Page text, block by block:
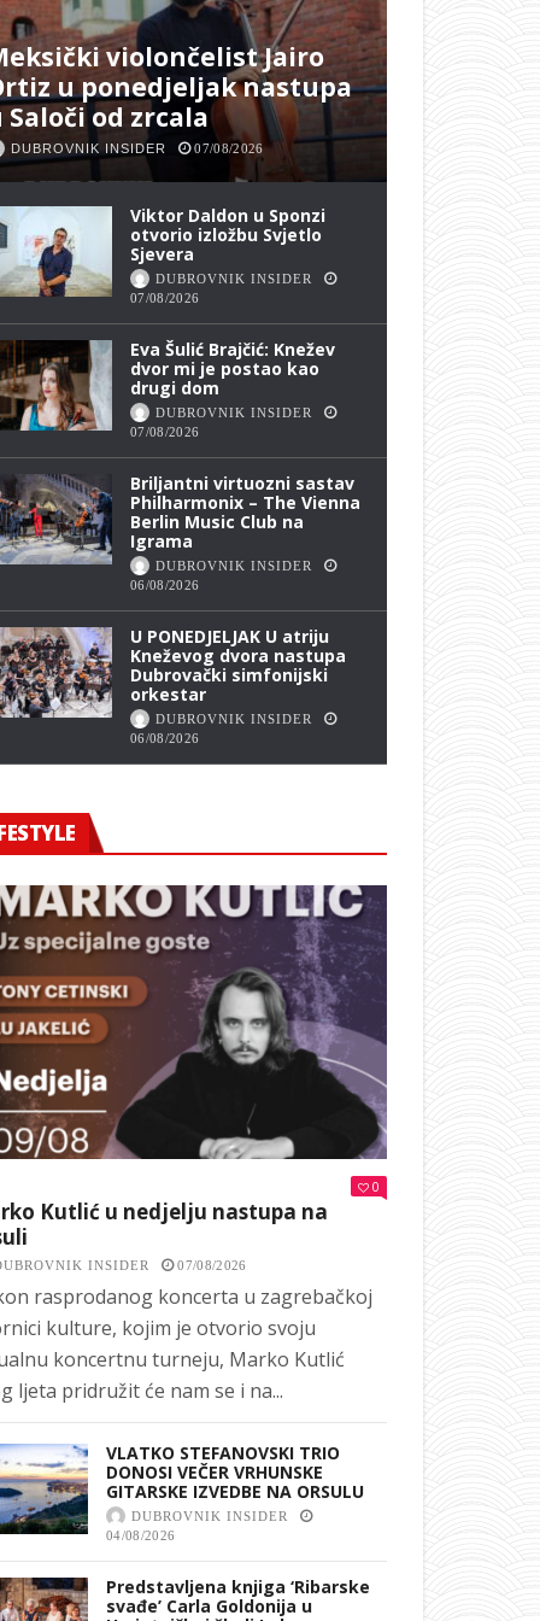
violončelist Jairo
u ponedjeljak nastupa
Saloči od zrcala
DUBROVNIK INSIDER 07/08/2026
Viktor Daldon u Sponzi
otvorio izložbu Svjetlo
Sjevera
DUBROVNIK INSIDER
07/08/2026
Eva Šulić Brajčić: Knežev
dvor mi je postao kao
drugi dom
DUBROVNIK INSIDER
07/08/2026
Briljantni virtuozni sastav
Philharmonix – The Vienna
Berlin Music Club na
Igrama
DUBROVNIK INSIDER
06/08/2026
U PONEDJELJAK U atriju
Kneževog dvora nastupa
Dubrovački simfonijski
orkestar
DUBROVNIK INSIDER
06/08/2026
0
Kutlić u nedjelju nastupa na
INSIDER 07/08/2026
rasprodanog koncerta u zagrebačkoj
kulture, kojim je otvorio svoju
koncertnu turneju, Marko Kutlić
ljeta pridružit će nam se i na...
VLATKO STEFANOVSKI TRIO
DONOSI VEČER VRHUNSKE
GITARSKE IZVEDBE NA ORSULU
DUBROVNIK INSIDER
04/08/2026
Predstavljena knjiga ‘Ribarske
svađe’ Carla Goldonija u